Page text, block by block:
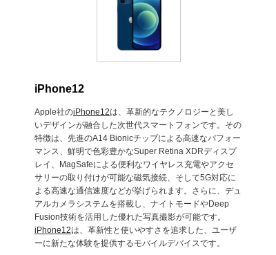
iPhone12
Apple社のiPhone12は、革新的なテクノロジーと美し
いデザインが融合した次世代スマートフォンです。その
特徴は、先進のA14 Bionicチップによる高速なパフォー
マンス、鮮明で色彩豊かなSuper Retina XDRディスプ
レイ、MagSafeによる便利なワイヤレス充電やアクセ
サリーの取り付けが可能な磁気接続、そして5G対応に
よる高速な通信速度などが挙げられます。さらに、デュ
アルカメラシステムを搭載し、ナイトモードやDeep
Fusion技術を活用した優れた写真撮影が可能です。
iPhone12は、革新性と使いやすさを追求した、ユーザ
ーに新たな体験を提供するモバイルデバイスです。